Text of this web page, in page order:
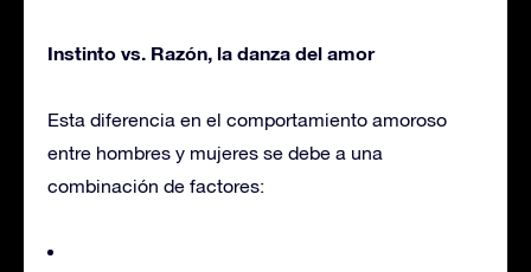
Instinto vs. Razón, la danza del amor
Esta diferencia en el comportamiento amoroso
entre hombres y mujeres se debe a una
combinación de factores: